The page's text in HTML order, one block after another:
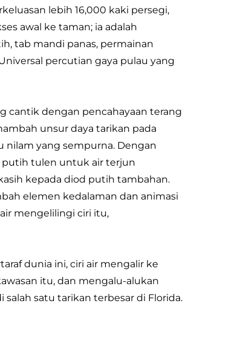
lebih 16,000 kaki persegi,
awal ke taman; ia adalah
tab mandi panas, permainan
percutian gaya pulau yang
cantik dengan pencahayaan terang
unsur daya tarikan pada
nilam yang sempurna. Dengan
putih tulen untuk air terjun
kepada diod putih tambahan.
elemen kedalaman dan animasi
mengelilingi ciri itu,
dunia ini, ciri air mengalir ke
itu, dan mengalu-alukan
satu tarikan terbesar di Florida.